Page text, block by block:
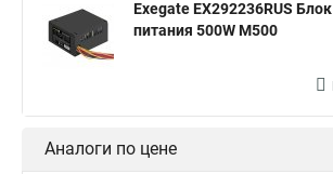
Exegate EX292236RUS Блок
питания 500W M500
Аналоги по цене